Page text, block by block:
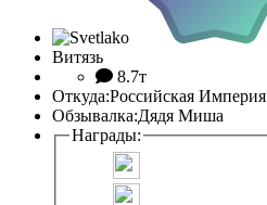
Витязь
8.7т
Откуда:Российская Империя
Обзывалка:Дядя Миша
Награды: